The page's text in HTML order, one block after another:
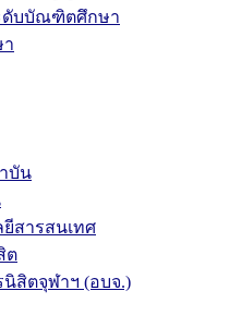
ดับบัณฑิตศึกษา
บัน
สารสนเทศ
ต
สิตจุฬาฯ (อบจ.)